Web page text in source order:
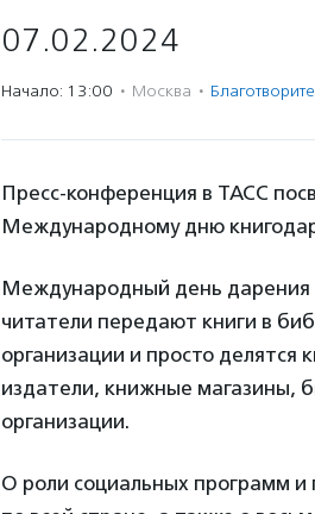
07.02.2024
Начало: 13:00 · Москва ·
Пресс-конференция в ТАСС
Международному дню
Международный день дарения
читатели передают книги в
организации и просто
издатели, книжные магазины,
организации.
О роли социальных программ и